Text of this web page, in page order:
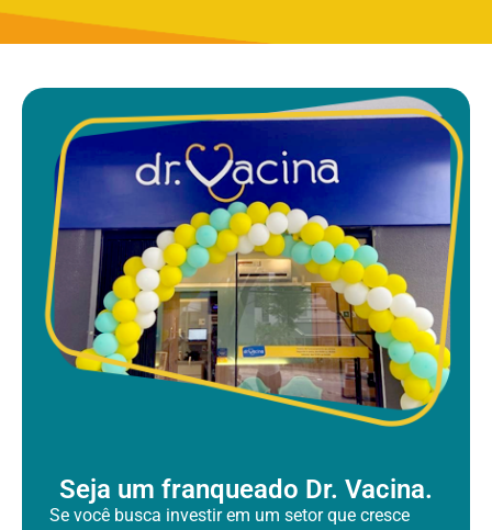
Seja um franqueado Dr. Vacina.
Se você busca investir em um setor que cresce